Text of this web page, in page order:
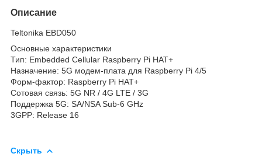
Описание
Teltonika EBD050
Основные характеристики
Тип: Embedded Cellular Raspberry Pi HAT+
Назначение: 5G модем-плата для Raspberry Pi 4/5
Форм-фактор: Raspberry Pi HAT+
Сотовая связь: 5G NR / 4G LTE / 3G
Поддержка 5G: SA/NSA Sub-6 GHz
3GPP: Release 16
Скрыть